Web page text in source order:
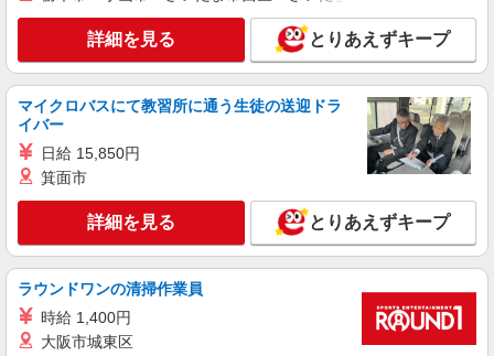
神奈川県横浜市泉区
キープ 詳細を見る
職業紹介
株式会社kotrio /●YK-S-2114737
シンプルなサポート業務♪立場駅のシニアマン
ションスタッフ
【正社員】月給240,000〜400,000円 ・基本
給：200,000円〜220,000円 ・資格手当：10,000〜
30,000円 ・役職手当：10,000〜70,000円 ・処遇改
善手当：20,000〜60,000円（勤続年数、保有資格
により変動） ・固定残業手当：20,000円（10時
間） ※固定残業時間を超過する場合には超過勤務
手当として別途支給 ・夜勤手当：10,000円/1回
キープ 詳細を見る
詳細を見る とりあえずキープ
マイクロバスにて教習所に通う生徒の送迎ドラ
イバー
日給 15,850円
箕面市
詳細を見る とりあえずキープ
ラウンドワンの清掃作業員
時給 1,400円
大阪市城東区